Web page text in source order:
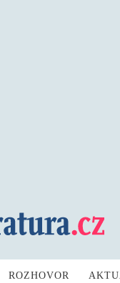
ROZHOVOR